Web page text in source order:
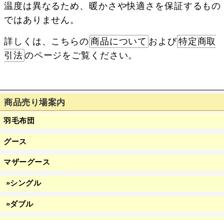
温度は異なるため、暖かさや快適さを保証するもの
ではありません。
詳しくは、こちらの 商品について および特定商取
引法 のページをご覧ください。
商品売り場案内
羽毛布団
グース
マザーグース
»シングル
»ダブル